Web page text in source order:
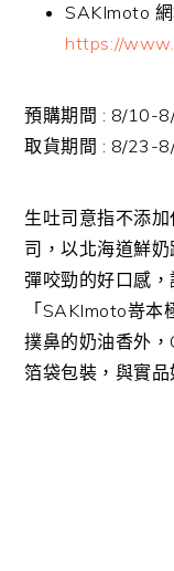
SAKImoto
https://
預購期間 : 8/10-
取貨期間 : 8/23-
生吐司意指不添
司，以北海道鮮
彈咬勁的好口感
「SAKImoto嵜本
撲鼻的奶油香外，
箔袋包裝，與實品